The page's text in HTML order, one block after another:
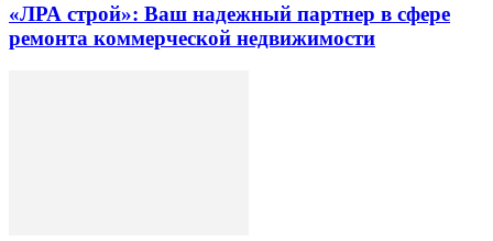
«ЛРА строй»: Ваш надежный партнер в сфере
ремонта коммерческой недвижимости